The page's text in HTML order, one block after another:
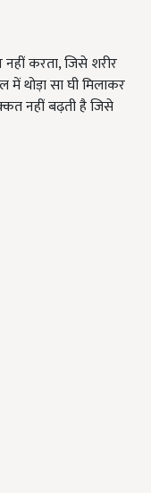
करता, जिसे शरीर
थोड़ा सा घी मिलाकर
नहीं बढ़ती है जिसे